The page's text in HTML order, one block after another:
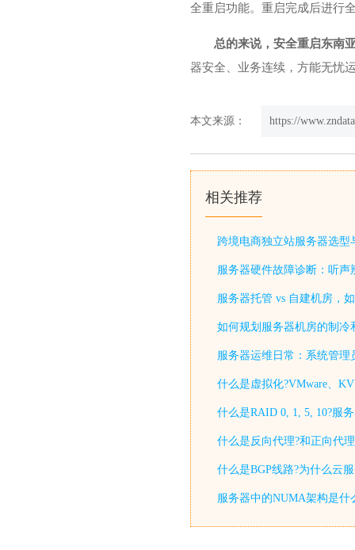
全重启功能。重启完成后进行
总的来说，安全重启东南
器安全、业务连续，方能无忧
本文来源： https://
相关推荐
跨境电商独立站服务器选型
服务器硬件故障诊断：听声
服务器托管 vs 自建机房，
如何规划服务器机房的制冷
服务器运维日常：系统管理
什么是虚拟化?VMware、
什么是RAID 0, 1, 5, 10?服
什么是反向代理?和正向代
什么是BGP线路?为什么云
服务器中的NUMA架构是什